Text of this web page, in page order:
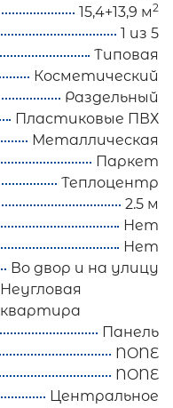
15,4+13,9 м2
1 из 5
Типовая
Косметический
Раздельный
Пластиковые ПВХ
Металлическая
Паркет
Теплоцентр
2.5 м
Нет
Нет
Во двор и на улицу
Неугловая
квартира
Панель
NONE
NONE
Центральное